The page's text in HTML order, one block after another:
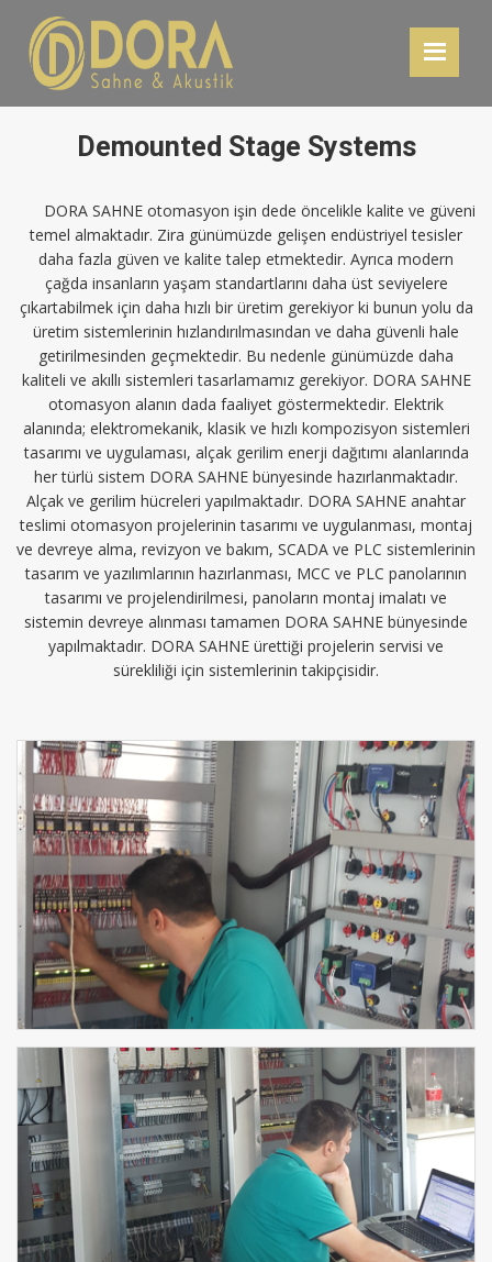
Demounted Stage Systems
DORA SAHNE otomasyon işin dede öncelikle kalite ve güveni
temel almaktadır. Zira günümüzde gelişen endüstriyel tesisler
daha fazla güven ve kalite talep etmektedir. Ayrıca modern
çağda insanların yaşam standartlarını daha üst seviyelere
çıkartabilmek için daha hızlı bir üretim gerekiyor ki bunun yolu da
üretim sistemlerinin hızlandırılmasından ve daha güvenli hale
getirilmesinden geçmektedir. Bu nedenle günümüzde daha
kaliteli ve akıllı sistemleri tasarlamamız gerekiyor. DORA SAHNE
otomasyon alanın dada faaliyet göstermektedir. Elektrik
alanında; elektromekanik, klasik ve hızlı kompozisyon sistemleri
tasarımı ve uygulaması, alçak gerilim enerji dağıtımı alanlarında
her türlü sistem DORA SAHNE bünyesinde hazırlanmaktadır.
Alçak ve gerilim hücreleri yapılmaktadır. DORA SAHNE anahtar
teslimi otomasyon projelerinin tasarımı ve uygulanması, montaj
ve devreye alma, revizyon ve bakım, SCADA ve PLC sistemlerinin
tasarım ve yazılımlarının hazırlanması, MCC ve PLC panolarının
tasarımı ve projelendirilmesi, panoların montaj imalatı ve
sistemin devreye alınması tamamen DORA SAHNE bünyesinde
yapılmaktadır. DORA SAHNE ürettiği projelerin servisi ve
sürekliliği için sistemlerinin takipçisidir.